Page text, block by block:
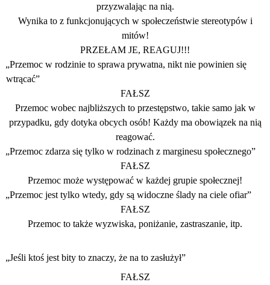
przyzwalając na nią.
Wynika to z funkcjonujących w społeczeństwie stereotypów i
mitów!
PRZEŁAM JE, REAGUJ!!!
„Przemoc w rodzinie to sprawa prywatna, nikt nie powinien się
wtrącać”
FAŁSZ
Przemoc wobec najbliższych to przestępstwo, takie samo jak w
przypadku, gdy dotyka obcych osób! Każdy ma obowiązek na nią
reagować.
„Przemoc zdarza się tylko w rodzinach z marginesu społecznego”
FAŁSZ
Przemoc może występować w każdej grupie społecznej!
„Przemoc jest tylko wtedy, gdy są widoczne ślady na ciele ofiar”
FAŁSZ
Przemoc to także wyzwiska, poniżanie, zastraszanie, itp.
„Jeśli ktoś jest bity to znaczy, że na to zasłużył”
FAŁSZ